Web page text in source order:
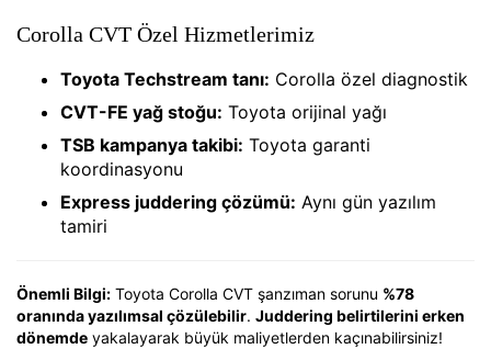
Corolla CVT Özel Hizmetlerimiz
Toyota Techstream tanı: Corolla özel diagnostik
CVT-FE yağ stoğu: Toyota orijinal yağı
TSB kampanya takibi: Toyota garanti
koordinasyonu
Express juddering çözümü: Aynı gün yazılım
tamiri
Önemli Bilgi: Toyota Corolla CVT şanzıman sorunu %78
oranında yazılımsal çözülebilir. Juddering belirtilerini erken
dönemde yakalayarak büyük maliyetlerden kaçınabilirsiniz!